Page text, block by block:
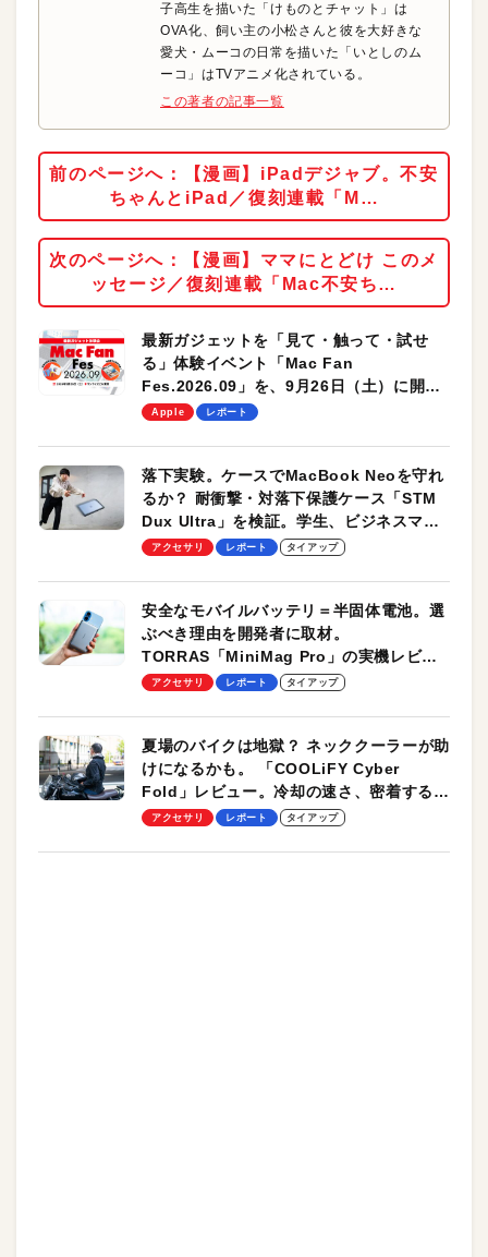
子高生を描いた「けものとチャット」は
OVA化、飼い主の小松さんと彼を大好きな
愛犬・ムーコの日常を描いた「いとしのム
ーコ」はTVアニメ化されている。
この著者の記事一覧
前のページへ：【漫画】iPadデジャブ。不安
ちゃんとiPad／復刻連載「M…
次のページへ：【漫画】ママにとどけ このメ
ッセージ／復刻連載「Mac不安ち…
最新ガジェットを「見て・触って・試せ
る」体験イベント「Mac Fan
Fes.2026.09」を、9月26日（土）に開催
します！
Apple レポート
落下実験。ケースでMacBook Neoを守れ
るか？ 耐衝撃・対落下保護ケース「STM
Dux Ultra」を検証。学生、ビジネスマン
のモバイルユースに最適！
アクセサリ レポート タイアップ
安全なモバイルバッテリ＝半固体電池。選
ぶべき理由を開発者に取材。
TORRAS「MiniMag Pro」の実機レビュ
ーも
アクセサリ レポート タイアップ
夏場のバイクは地獄？ ネッククーラーが助
けになるかも。 「COOLiFY Cyber
Fold」レビュー。冷却の速さ、密着する冷
却プレート、シンプルな操作性がグッド！
アクセサリ レポート タイアップ